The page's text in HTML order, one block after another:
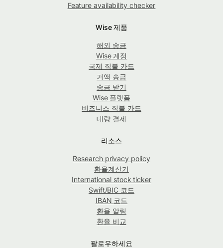
Feature availability checker
Wise 제품
해외 송금
Wise 계정
국제 직불 카드
거액 송금
송금 받기
Wise 플랫폼
비즈니스 직불 카드
대량 결제
리소스
Research privacy policy
환율계산기
International stock ticker
Swift/BIC 코드
IBAN 코드
환율 알림
환율 비교
팔로우하세요